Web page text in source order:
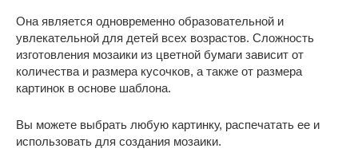
Она является одновременно образовательной и
увлекательной для детей всех возрастов. Сложность
изготовления мозаики из цветной бумаги зависит от
количества и размера кусочков, а также от размера
картинок в основе шаблона.
Вы можете выбрать любую картинку, распечатать ее и
использовать для создания мозаики.